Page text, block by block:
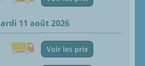
11 août 2026
Voir les prix